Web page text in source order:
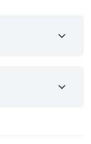
Set für Ihren
zwei zu